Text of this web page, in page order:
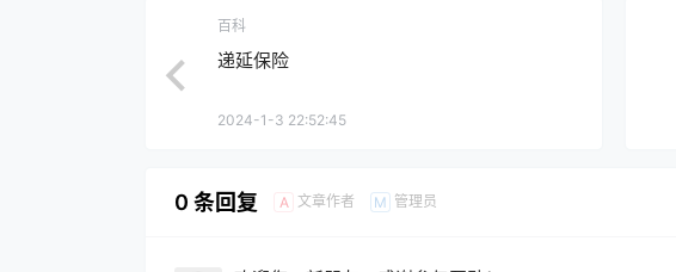
百科
递延保险
2024-1-3 22:52:45
0 条回复 A 文章作者 M 管理员